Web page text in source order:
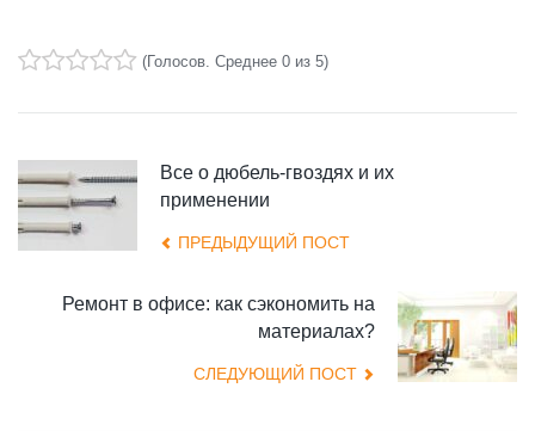
(Голосов . Среднее 0 из 5)
Все о дюбель-гвоздях и их
применении
ПРЕДЫДУЩИЙ ПОСТ
Ремонт в офисе: как сэкономить на
материалах?
СЛЕДУЮЩИЙ ПОСТ